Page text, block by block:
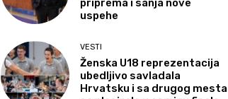
priprema i sanja nove
uspehe
VESTI
Ženska U18 reprezentacija
ubedljivo savladala
Hrvatsku i sa drugog mesta